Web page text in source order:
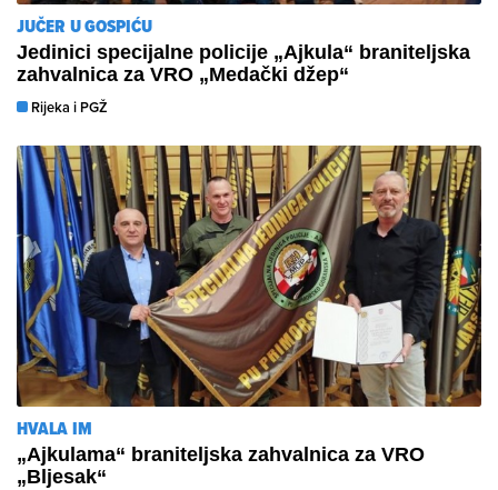
JUČER U GOSPIĆU
​Jedinici specijalne policije „Ajkula“ braniteljska
zahvalnica za VRO „Medački džep“
Rijeka i PGŽ
HVALA IM
„Ajkulama“ braniteljska zahvalnica za VRO
„Bljesak“